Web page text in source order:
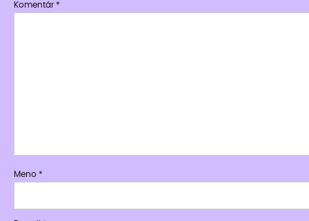
Komentár *
Meno *